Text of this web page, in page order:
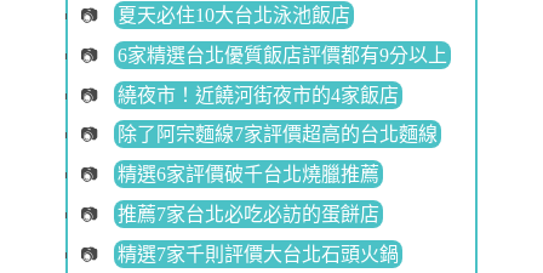
夏天必住10大台北泳池飯店
6家精選台北優質飯店評價都有9分以上
繞夜市！近饒河街夜市的4家飯店
除了阿宗麵線7家評價超高的台北麵線
精選6家評價破千台北燒臘推薦
推薦7家台北必吃必訪的蛋餅店
精選7家千則評價大台北石頭火鍋